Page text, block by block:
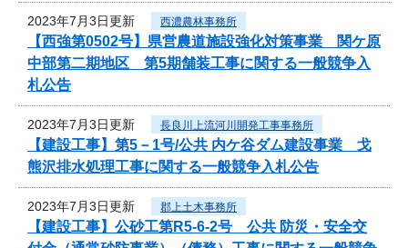
2023年7月3日更新 西濃農林事務所
【西強第0502号】県営農道施設強化対策事業 関ケ原
中部第二期地区 第5期舗装工事に関する一般競争入
札公告
2023年7月3日更新 長良川上流河川開発工事事務所
【建設工事】第5－1号/公共 内ケ谷ダム建設事業 戈
熊沢排水処理工事に関する一般競争入札公告
2023年7月3日更新 郡上土木事務所
【建設工事】公砂工第R5-6-2号 公共 防災・安全交